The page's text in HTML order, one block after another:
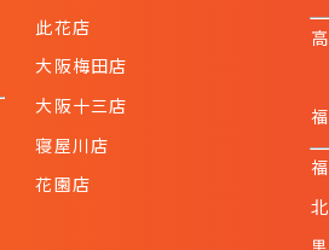
此花店
大阪梅田店
大阪十三店
寝屋川店
花園店